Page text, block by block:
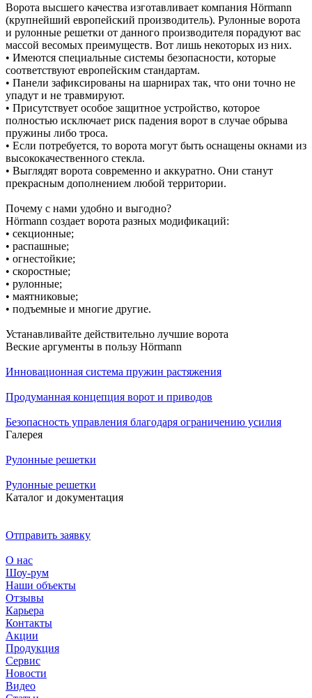
Ворота высшего качества изготавливает компания Hörmann
(крупнейший европейский производитель). Рулонные ворота
и рулонные решетки от данного производителя порадуют вас
массой весомых преимуществ. Вот лишь некоторых из них.
• Имеются специальные системы безопасности, которые
соответствуют европейским стандартам.
• Панели зафиксированы на шарнирах так, что они точно не
упадут и не травмируют.
• Присутствует особое защитное устройство, которое
полностью исключает риск падения ворот в случае обрыва
пружины либо троса.
• Если потребуется, то ворота могут быть оснащены окнами из
высококачественного стекла.
• Выглядят ворота современно и аккуратно. Они станут
прекрасным дополнением любой территории.
Почему с нами удобно и выгодно?
Hörmann создает ворота разных модификаций:
• секционные;
• распашные;
• огнестойкие;
• скоростные;
• рулонные;
• маятниковые;
• подъемные и многие другие.
Устанавливайте действительно лучшие ворота
Веские аргументы в пользу Hörmann
Инновационная система пружин растяжения
Продуманная концепция ворот и приводов
Безопасность управления благодаря ограничению усилия
Галерея
Рулонные решетки
Рулонные решетки
Каталог и документация
Отправить заявку
О нас
Шоу-рум
Наши объекты
Отзывы
Карьера
Контакты
Акции
Продукция
Сервис
Новости
Видео